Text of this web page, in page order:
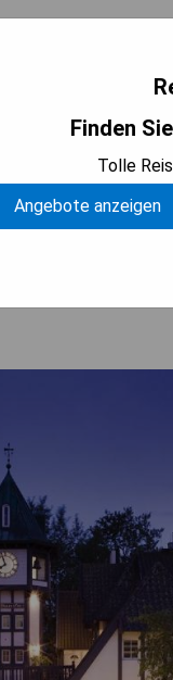
PREISE ANZEIGEN
Finden
Tolle
Angebote anzeigen